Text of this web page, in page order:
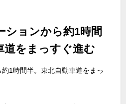
ションから約1時間
道をまっすぐ進む
1時間半。東北自動車道をまっ